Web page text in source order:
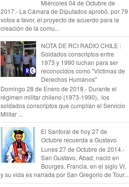
Miércoles 04 de Octubre de
2017.- La Cámara de Diputados aprobó, por 79
votos a favor, el proyecto de acuerdo para la
creación de la comu...
NOTA DE RCI RADIO CHILE :
Soldados conscriptos entre
1973 y 1990 luchan para ser
reconocidos como "Víctimas de
Derechos Humanos"
Domingo 28 de Enero de 2018.- Durante el
régimen militar chileno (1973-1990), los
soldados conscriptos que cumplían el Servicio
Militar ...
El Santoral de hoy 27 de
Octubre recuerda a Gustavo
Lunes 27 de Octubre de 2014.-
San Gustavo, Abad, nació en
Bourges, Francia, en el siglo VI,
y su vida es narrada por San Gregorio de Tour...